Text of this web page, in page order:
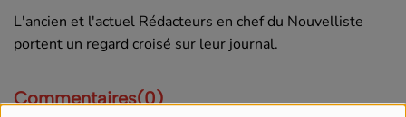
L'ancien et l'actuel Rédacteurs en chef du Nouvelliste
portent un regard croisé sur leur journal.
Commentaires(0)